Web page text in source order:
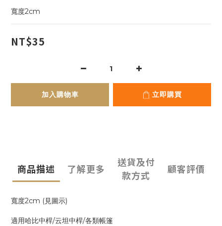
寬度2cm
NT$35
加入購物車 立即購買
商品描述 了解更多
送貨及付
款方式
顧客評價
寬度2cm (見圖示)
適用哈比中桿/云坦中桿/各類帳篷